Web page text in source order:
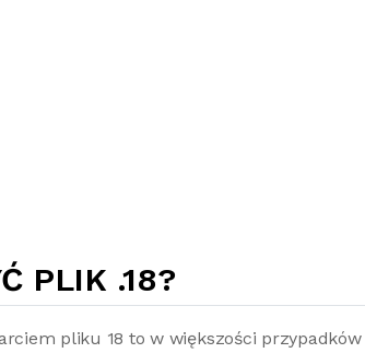
PLIK .18?
pliku 18 to w większości